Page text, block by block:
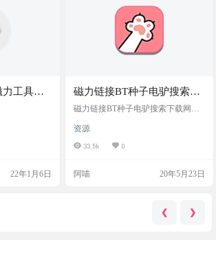
工具，
22年1月6日
磁力链接BT种子电驴搜索下
载网站合集
磁力链接BT种子电驴搜索下载网站
资源
33.5k 0
阿喵 20年5月23日
❮ ❯